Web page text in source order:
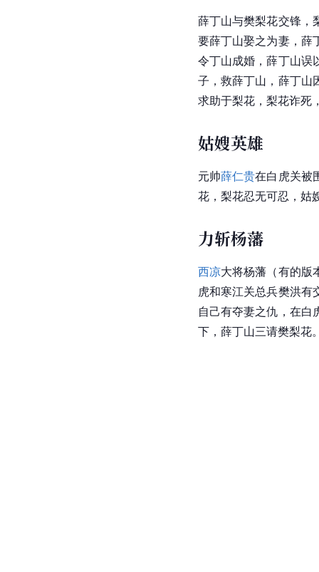
薛丁山与樊梨花交锋，
要薛丁山娶之为妻，薛
令丁山成婚，薛丁山误
子，救薛丁山，薛丁山
求助于梨花 ，梨花诈死
姑嫂英雄
元帅薛仁贵在白虎关被
花，梨花忍无可忍，姑
力斩杨藩
西凉大将杨藩 （有的版
虎和寒江关总兵樊洪有
自己有夺妻之仇，在白
下，薛丁山三请樊梨花